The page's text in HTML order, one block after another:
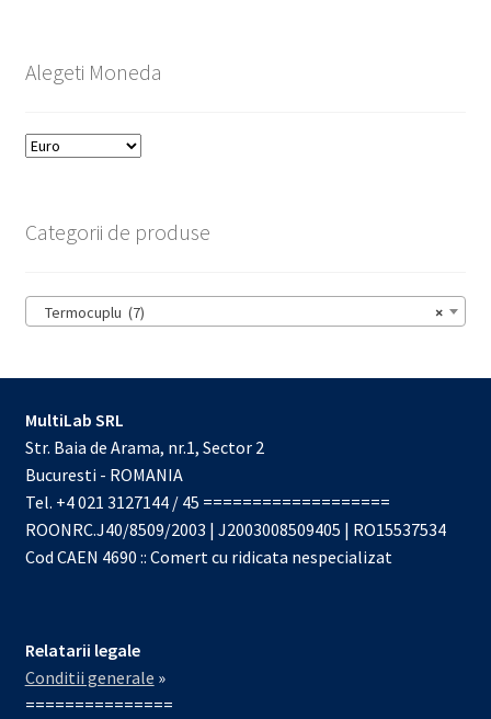
Alegeti Moneda
Categorii de produse
×
Termocuplu (7)
MultiLab SRL
Str. Baia de Arama, nr.1, Sector 2
Bucuresti - ROMANIA
Tel. +4 021 3127144 / 45 ===================
ROONRC.J40/8509/2003 | J2003008509405 | RO15537534
Cod CAEN 4690 :: Comert cu ridicata nespecializat
Relatarii legale
Conditii generale »
===============